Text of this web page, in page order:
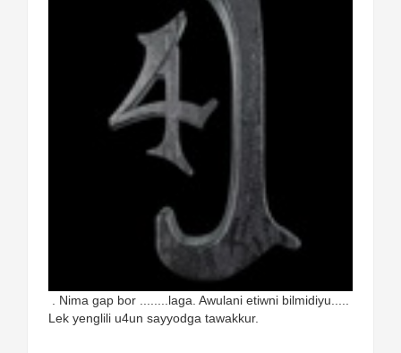
. Nima gap bor ........laga. Awulani etiwni bilmidiyu.....
Lek yenglili u4un sayyodga tawakkur.